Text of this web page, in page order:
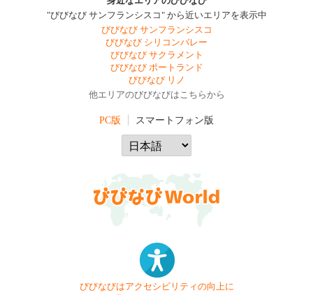
"びびなび サンフランシスコ" から近いエリアを表示中
びびなび サンフランシスコ
びびなび シリコンバレー
びびなび サクラメント
びびなび ポートランド
びびなび リノ
他エリアのびびなびはこちらから
PC版 スマートフォン版
びびなびはアクセシビリティの向上に